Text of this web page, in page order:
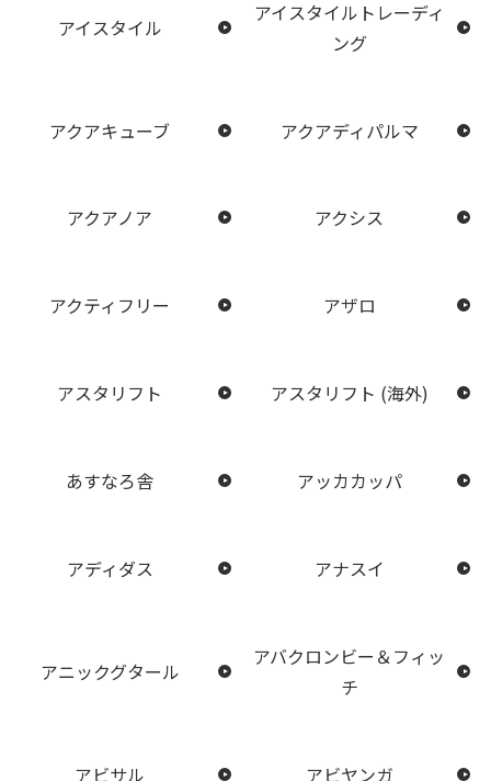
アイスタイル
アイスタイルトレーディ
ング
アクアキューブ アクアディパルマ
アクアノア アクシス
アクティフリー アザロ
アスタリフト アスタリフト (海外)
あすなろ舎 アッカカッパ
アディダス アナスイ
アニックグタール
アバクロンビー＆フィッ
チ
アビサル アビヤンガ